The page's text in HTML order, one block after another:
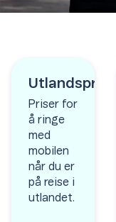
Utlandspriser
Priser for
å ringe
med
mobilen
når du er
på reise i
utlandet.